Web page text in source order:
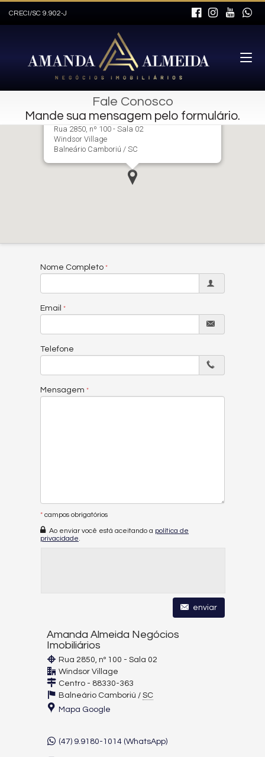
CRECI/SC 9.902-J
Fale Conosco
Mande sua mensagem pelo formulário.
Amanda Almeida Negócios Imobiliários
Rua 2850, nº 100 - Sala 02
Windsor Village
Balneário Camboriú / SC
Nome Completo
Email
Telefone
Mensagem
* campos obrigatórios
Ao enviar você está aceitando a política de
privacidade
enviar
Amanda Almeida Negócios
Imobiliários
Rua 2850, nº 100 - Sala 02
Windsor Village
Centro - 88330-363
Balneário Camboriú / SC
Mapa Google
(47) 9.9180-1014 (WhatsApp)